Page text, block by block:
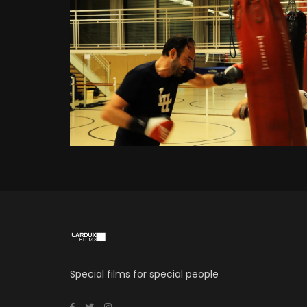
Special films for special people